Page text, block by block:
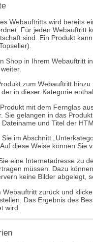
Webauftritts wird bereits
Für jeden Webauftritt
sind. Ein Produkt
Shop in Ihrem Webauftritt
zum Webauftritt
in dieser Kategorie
mit dem Fernglas
Sie gelangen in das
Dateiname und Titel der
im Abschnitt
diese Weise können Sie
eine Internetadresse zu
müssen. Dazu
keine Bilder abgelegt,
Webauftritt zurück und
Das Ergebnis des
wird.